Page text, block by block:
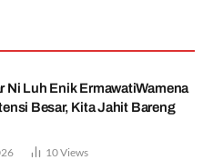
Ni Luh Enik ErmawatiWamena
Besar, Kita Jahit Bareng
10Views